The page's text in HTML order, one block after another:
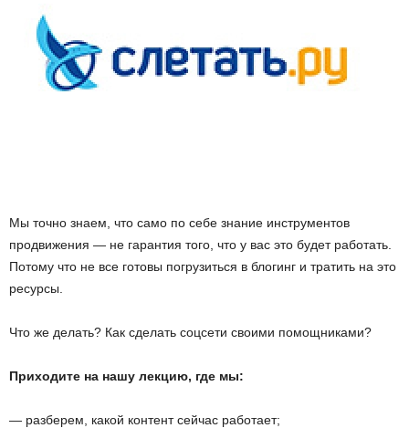
Мы точно знаем, что само по себе знание инструментов
продвижения — не гарантия того, что у вас это будет работать.
Потому что не все готовы погрузиться в блогинг и тратить на это
ресурсы.
Что же делать? Как сделать соцсети своими помощниками?
Приходите на нашу лекцию, где мы:
— разберем, какой контент сейчас работает;